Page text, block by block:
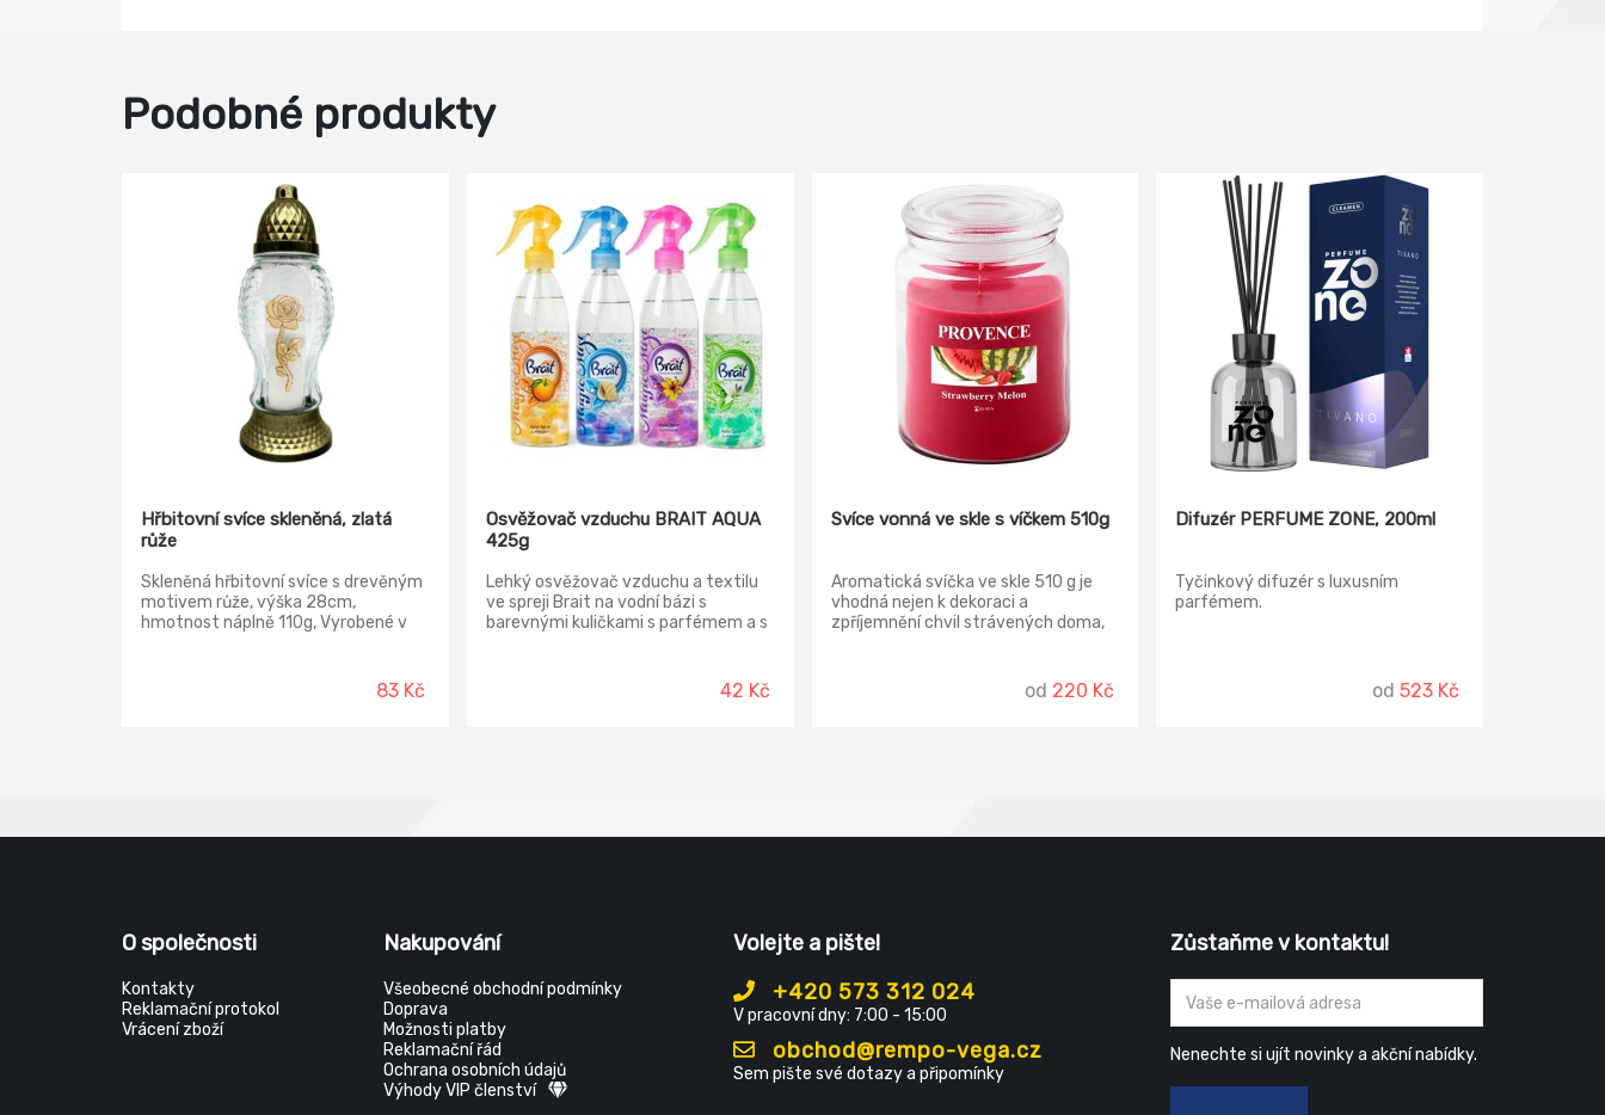
Podobné produkty
Hřbitovní svíce skleněná, zlatá
růže
Skleněná hřbitovní svíce s drevěným
motivem růže, výška 28cm,
hmotnost náplně 110g, Vyrobené v
83 Kč
Osvěžovač vzduchu BRAIT AQUA
425g
Lehký osvěžovač vzduchu a textilu
ve spreji Brait na vodní bázi s
barevnými kuličkami s parfémem a s
42 Kč
Svíce vonná ve skle s víčkem 510g
Aromatická svíčka ve skle 510 g je
vhodná nejen k dekoraci a
zpříjemnění chvil strávených doma,
od 220 Kč
Difuzér PERFUME ZONE, 200ml
Tyčinkový difuzér s luxusním
parfémem.
od 523 Kč
O společnosti
Kontakty
Reklamační protokol
Vrácení zboží
Nakupování
Všeobecné obchodní podmínky
Doprava
Možnosti platby
Reklamační řád
Ochrana osobních údajů
Výhody VIP členství
Volejte a pište!
+420 573 312 024
V pracovní dny: 7:00 - 15:00
obchod@rempo-vega.cz
Sem pište své dotazy a připomínky
Zůstaňme v kontaktu!
Nenechte si ujít novinky a akční nabídky.